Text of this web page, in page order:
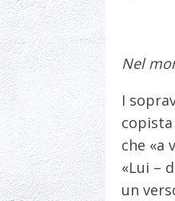
Nel
I
che «a
«Lui –
un